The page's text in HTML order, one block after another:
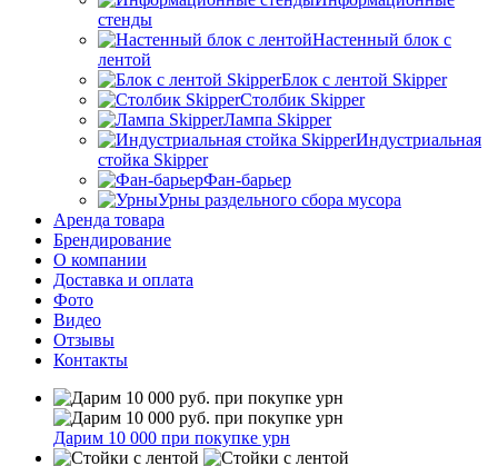
стенды
Настенный блок с
лентой
Блок с лентой Skipper
Столбик Skipper
Лампа Skipper
Индустриальная
стойка Skipper
Фан-барьер
Урны раздельного сбора мусора
Аренда товара
Брендирование
О компании
Доставка и оплата
Фото
Видео
Отзывы
Контакты
Дарим 10 000 при покупке урн